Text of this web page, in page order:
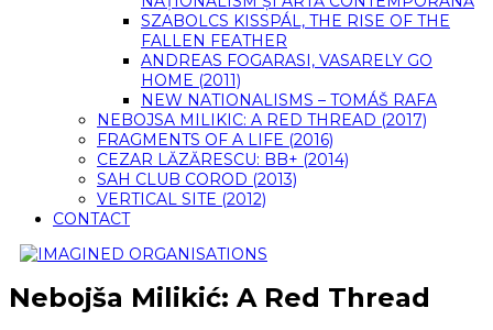
SZABOLCS KISSPÁL, THE RISE OF THE
FALLEN FEATHER
ANDREAS FOGARASI, VASARELY GO
HOME (2011)
NEW NATIONALISMS – TOMÁŠ RAFA
NEBOJSA MILIKIC: A RED THREAD (2017)
FRAGMENTS OF A LIFE (2016)
CEZAR LĂZĂRESCU: BB+ (2014)
SAH CLUB COROD (2013)
VERTICAL SITE (2012)
CONTACT
Nebojša Milikić: A Red Thread